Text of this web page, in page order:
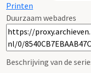
Printen
Duurzaam webadres
Beschrijving van de